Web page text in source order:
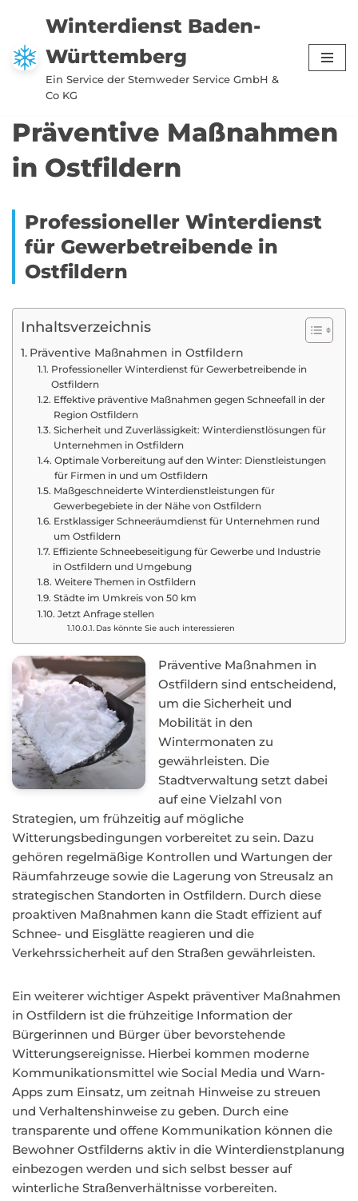
Zum
Inhalt
springen
Winterdienst Baden-
Württemberg
Ein Service der Stemweder Service GmbH &
Co KG
Präventive Maßnahmen
in Ostfildern
Professioneller Winterdienst
für Gewerbetreibende in
Ostfildern
Inhaltsverzeichnis
Präventive Maßnahmen in Ostfildern
Professioneller Winterdienst für Gewerbetreibende in
Ostfildern
Effektive präventive Maßnahmen gegen Schneefall in der
Region Ostfildern
Sicherheit und Zuverlässigkeit: Winterdienstlösungen für
Unternehmen in Ostfildern
Optimale Vorbereitung auf den Winter: Dienstleistungen
für Firmen in und um Ostfildern
Maßgeschneiderte Winterdienstleistungen für
Gewerbegebiete in der Nähe von Ostfildern
Erstklassiger Schneeräumdienst für Unternehmen rund
um Ostfildern
Effiziente Schneebeseitigung für Gewerbe und Industrie
in Ostfildern und Umgebung
Weitere Themen in Ostfildern
Städte im Umkreis von 50 km
Jetzt Anfrage stellen
Das könnte Sie auch interessieren
Präventive Maßnahmen in
Ostfildern sind entscheidend,
um die Sicherheit und
Mobilität in den
Wintermonaten zu
gewährleisten. Die
Stadtverwaltung setzt dabei
auf eine Vielzahl von
Strategien, um frühzeitig auf mögliche
Witterungsbedingungen vorbereitet zu sein. Dazu
gehören regelmäßige Kontrollen und Wartungen der
Räumfahrzeuge sowie die Lagerung von Streusalz an
strategischen Standorten in Ostfildern. Durch diese
proaktiven Maßnahmen kann die Stadt effizient auf
Schnee- und Eisglätte reagieren und die
Verkehrssicherheit auf den Straßen gewährleisten.
Ein weiterer wichtiger Aspekt präventiver Maßnahmen
in Ostfildern ist die frühzeitige Information der
Bürgerinnen und Bürger über bevorstehende
Witterungsereignisse. Hierbei kommen moderne
Kommunikationsmittel wie Social Media und Warn-
Apps zum Einsatz, um zeitnah Hinweise zu streuen
und Verhaltenshinweise zu geben. Durch eine
transparente und offene Kommunikation können die
Bewohner Ostfilderns aktiv in die Winterdienstplanung
einbezogen werden und sich selbst besser auf
winterliche Straßenverhältnisse vorbereiten.